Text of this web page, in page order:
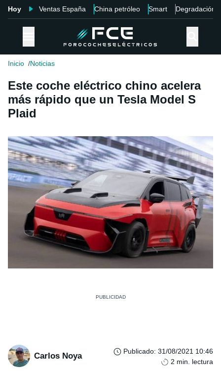
Hoy Ventas España China petróleo Smart Degradación
Inicio Noticias
Este coche eléctrico chino acelera
más rápido que un Tesla Model S
Plaid
Carlos Noya Publicado: 31/08/2021 10:46
2 min. lectura